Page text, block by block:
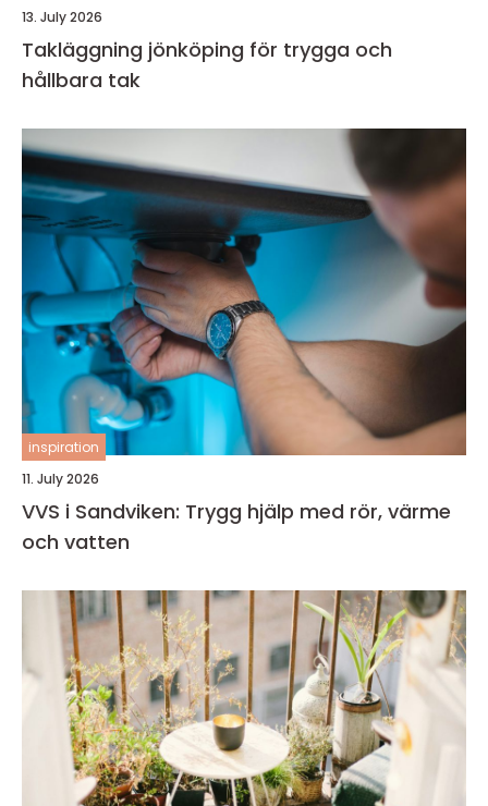
13. July 2026
Takläggning jönköping för trygga och
hållbara tak
inspiration
11. July 2026
VVS i Sandviken: Trygg hjälp med rör, värme
och vatten